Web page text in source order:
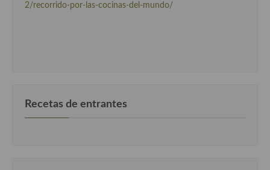
2/recorrido-por-las-cocinas-del-mundo/
Recetas de entrantes